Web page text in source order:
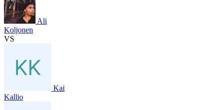
Ali
Koljonen
VS
Kai
Kallio